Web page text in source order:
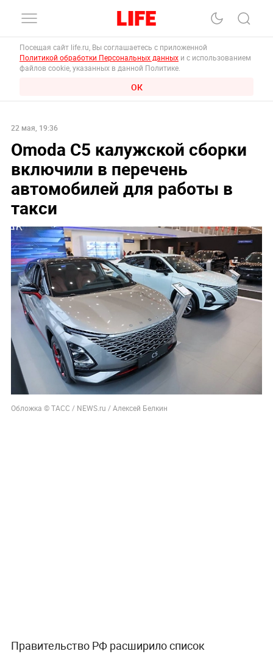
Посещая сайт life.ru, Вы соглашаетесь с приложенной
Политикой обработки Персональных данных и с использованием
файлов cookie, указанных в данной Политике.
ОК
22 мая, 19:36
Omoda C5 калужской сборки
включили в перечень
автомобилей для работы в
такси
Обложка © ТАСС / NEWS.ru / Алексей Белкин
Правительство РФ расширило список